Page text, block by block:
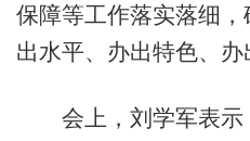
保障等工作落实落细
出水平、办出特色、办
会上，刘学军表示